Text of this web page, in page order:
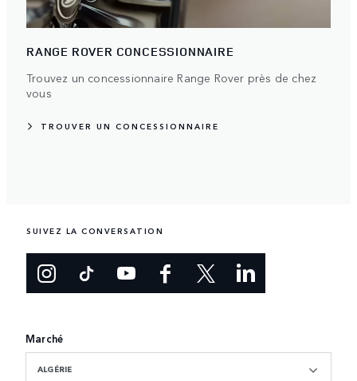
RANGE ROVER CONCESSIONNAIRE
Trouvez un concessionnaire Range Rover près de chez
vous
TROUVER UN CONCESSIONNAIRE
SUIVEZ LA CONVERSATION
Marché
ALGÉRIE